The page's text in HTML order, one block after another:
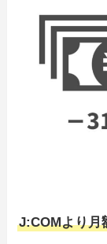
J:COMより月